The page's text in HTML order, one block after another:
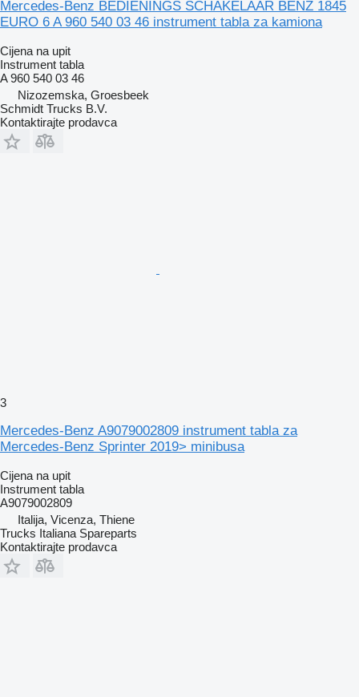
Mercedes-Benz BEDIENINGS SCHAKELAAR BENZ 1845
EURO 6 A 960 540 03 46 instrument tabla za kamiona
Cijena na upit
Instrument tabla
A 960 540 03 46
Nizozemska, Groesbeek
Schmidt Trucks B.V.
Kontaktirajte prodavca
3
Mercedes-Benz A9079002809 instrument tabla za
Mercedes-Benz Sprinter 2019> minibusa
Cijena na upit
Instrument tabla
A9079002809
Italija, Vicenza, Thiene
Trucks Italiana Spareparts
Kontaktirajte prodavca